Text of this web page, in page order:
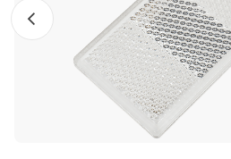
Előző fotó